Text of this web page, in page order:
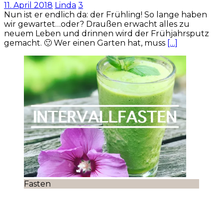
11. April 2018 Linda 3
Nun ist er endlich da: der Frühling! So lange haben
wir gewartet…oder? Draußen erwacht alles zu
neuem Leben und drinnen wird der Frühjahrsputz
gemacht. 🙂 Wer einen Garten hat, muss […]
Fasten